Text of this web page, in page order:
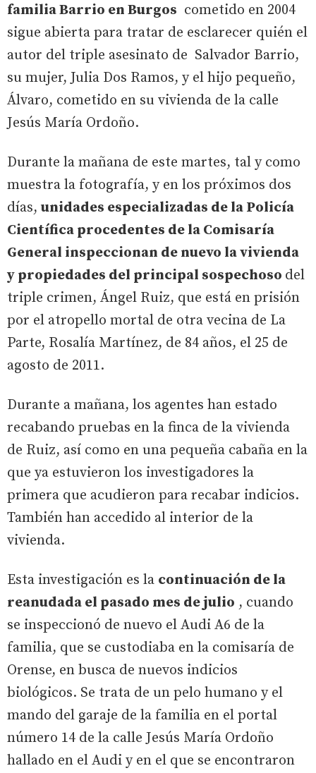
familia Barrio en Burgos cometido en 2004
sigue abierta para tratar de esclarecer quién el
autor del triple asesinato de Salvador Barrio,
su mujer, Julia Dos Ramos, y el hijo pequeño,
Álvaro, cometido en su vivienda de la calle
Jesús María Ordoño.
Durante la mañana de este martes, tal y como
muestra la fotografía, y en los próximos dos
días, unidades especializadas de la Policía
Científica procedentes de la Comisaría
General inspeccionan de nuevo la vivienda
y propiedades del principal sospechoso del
triple crimen, Ángel Ruiz, que está en prisión
por el atropello mortal de otra vecina de La
Parte, Rosalía Martínez, de 84 años, el 25 de
agosto de 2011.
Durante a mañana, los agentes han estado
recabando pruebas en la finca de la vivienda
de Ruiz, así como en una pequeña cabaña en la
que ya estuvieron los investigadores la
primera que acudieron para recabar indicios.
También han accedido al interior de la
vivienda.
Esta investigación es la continuación de la
reanudada el pasado mes de julio , cuando
se inspeccionó de nuevo el Audi A6 de la
familia, que se custodiaba en la comisaría de
Orense, en busca de nuevos indicios
biológicos. Se trata de un pelo humano y el
mando del garaje de la familia en el portal
número 14 de la calle Jesús María Ordoño
hallado en el Audi y en el que se encontraron